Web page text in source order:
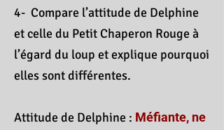
4- Compare l’attitude de Delphine
et celle du Petit Chaperon Rouge à
l’égard du loup et explique pourquoi
elles sont différentes.
Attitude de Delphine : Méfiante, ne